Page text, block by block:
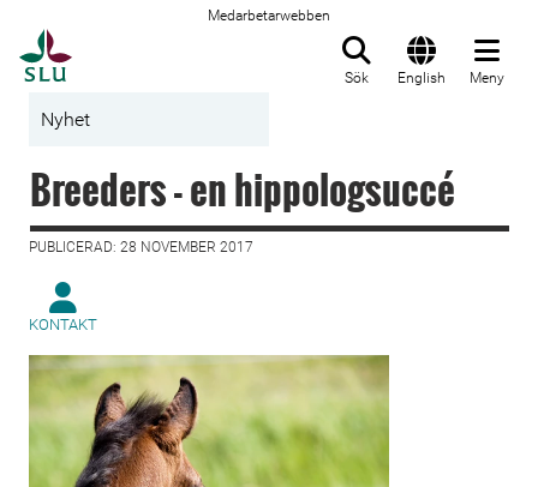
Medarbetarwebben
Sök English Meny
Nyhet
Breeders - en hippologsuccé
PUBLICERAD: 28 NOVEMBER 2017
KONTAKT